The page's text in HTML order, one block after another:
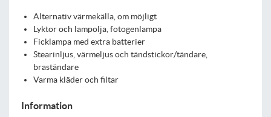
Alternativ värmekälla, om möjligt
Lyktor och lampolja, fotogenlampa
Ficklampa med extra batterier
Stearinljus, värmeljus och tändstickor/tändare,
braständare
Varma kläder och filtar
Information